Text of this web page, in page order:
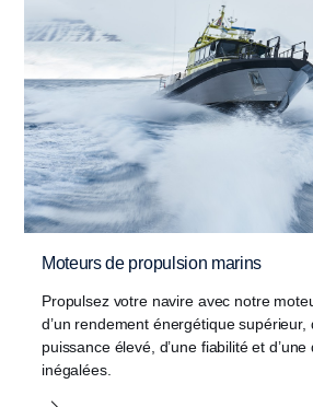
Moteurs de propulsion marins
Propulsez votre navire avec notre
d’un rendement énergétique supérieur,
puissance élevé, d’une fiabilité et
inégalées.